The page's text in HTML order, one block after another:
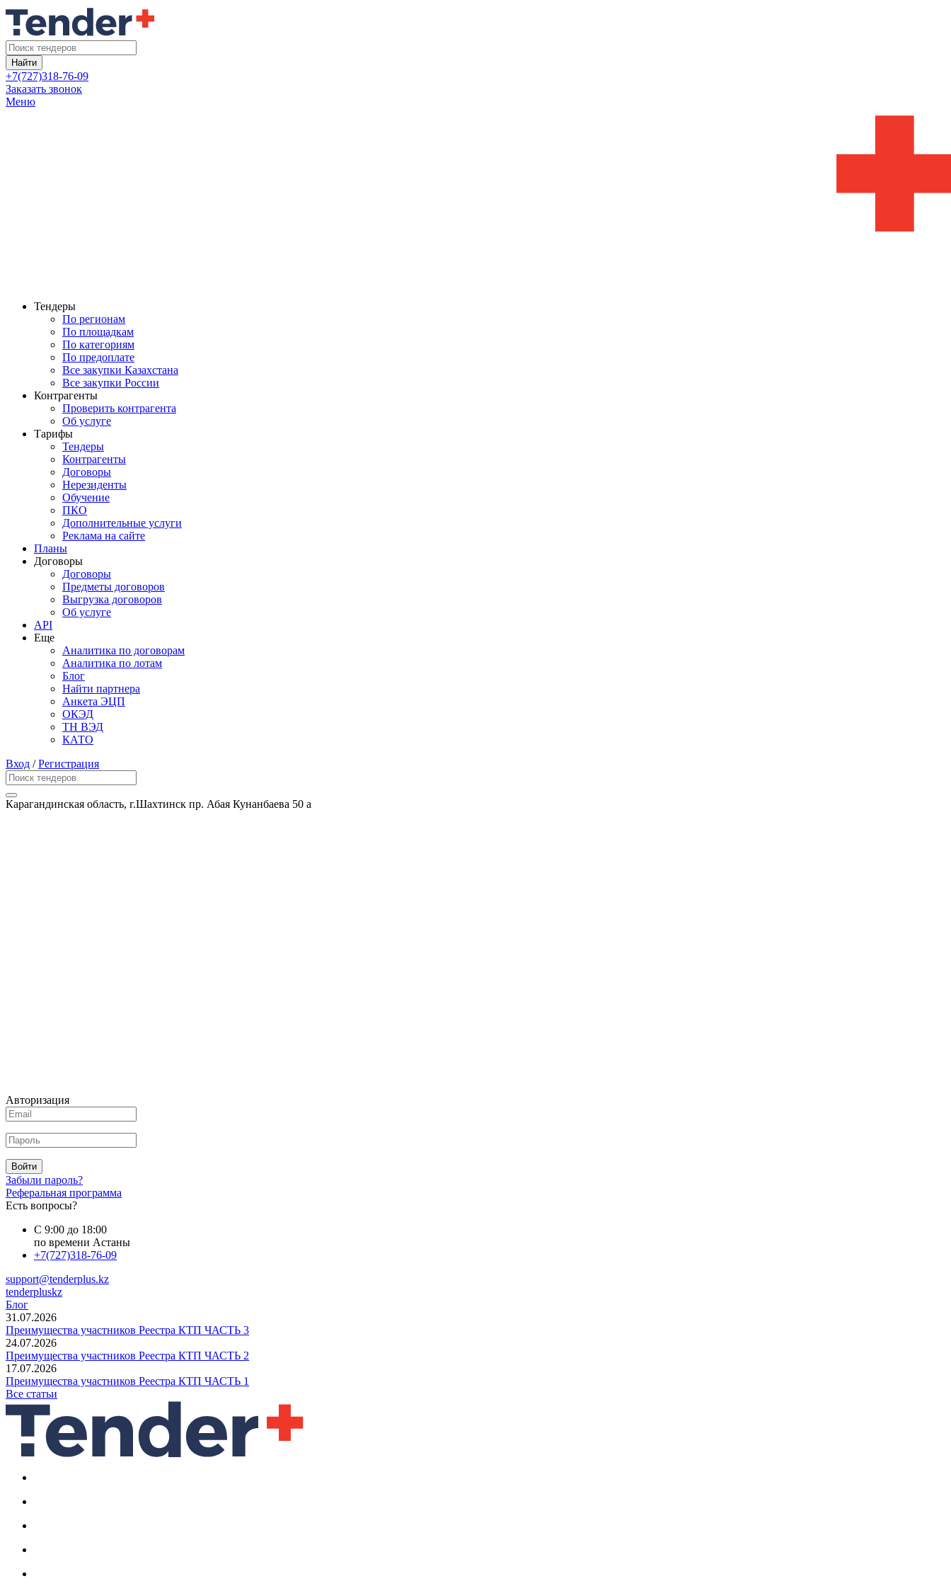
Найти
+7(727)318-76-09
Заказать звонок
Меню
Тендеры
По регионам
По площадкам
По категориям
По предоплате
Все закупки Казахстана
Все закупки России
Контрагенты
Проверить контрагента
Об услуге
Тарифы
Тендеры
Контрагенты
Договоры
Нерезиденты
Обучение
ПКО
Дополнительные услуги
Реклама на сайте
Планы
Договоры
Договоры
Предметы договоров
Выгрузка договоров
Об услуге
API
Еще
Аналитика по договорам
Аналитика по лотам
Блог
Найти партнера
Анкета ЭЦП
ОКЭД
ТН ВЭД
КАТО
Вход /Регистрация
Карагандинская область, г.Шахтинск пр. Абая Кунанбаева 50 а
Авторизация
Войти
Забыли пароль?
Реферальная программа
Есть вопросы?
С 9:00 до 18:00
по времени Астаны
+7(727)318-76-09
support@tenderplus.kz
tenderpluskz
Блог
31.07.2026
Преимущества участников Реестра КТП ЧАСТЬ 3
24.07.2026
Преимущества участников Реестра КТП ЧАСТЬ 2
17.07.2026
Преимущества участников Реестра КТП ЧАСТЬ 1
Все статьи